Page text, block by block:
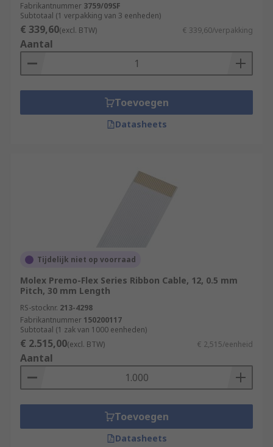
Fabrikantnummer 3759/09SF
Subtotaal (1 verpakking van 3 eenheden)
€ 339,60(excl. BTW) € 339,60/verpakking
Aantal
Toevoegen
Datasheets
Tijdelijk niet op voorraad
Molex Premo-Flex Series Ribbon Cable, 12, 0.5 mm
Pitch, 30 mm Length
RS-stocknr. 213-4298
Fabrikantnummer 150200117
Subtotaal (1 zak van 1000 eenheden)
€ 2.515,00(excl. BTW) € 2,515/eenheid
Aantal
Toevoegen
Datasheets